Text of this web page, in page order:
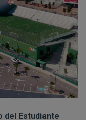
del Estudiante